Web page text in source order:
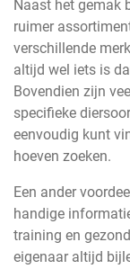
Naast het gemak
ruimer
verschillende
altijd wel iets is
Bovendien zijn
specifieke
eenvoudig kunt
hoeven zoeken.
Een ander
handige
training en
eigenaar altijd